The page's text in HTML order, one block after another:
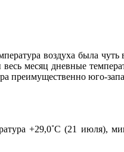
воздуха была
месяц дневные
преимущественно юго-
+29,0˚С (21 июля),